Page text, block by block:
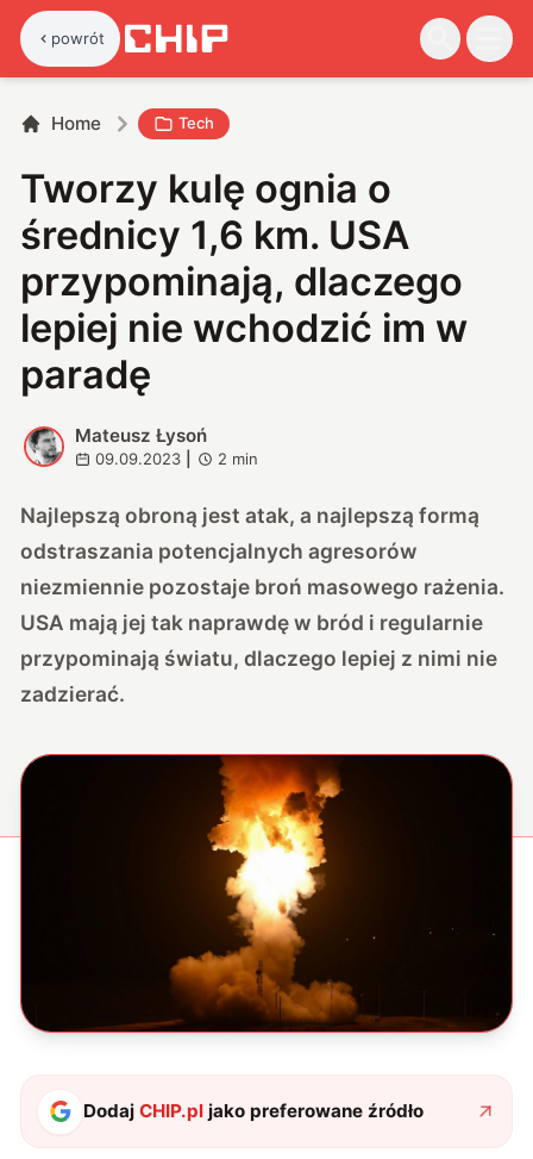
powrót
Home Tech
Tworzy kulę ognia o
średnicy 1,6 km. USA
przypominają, dlaczego
lepiej nie wchodzić im w
paradę
M
Mateusz Łysoń
09.09.2023 2 min
Najlepszą obroną jest atak, a najlepszą formą
odstraszania potencjalnych agresorów
niezmiennie pozostaje broń masowego rażenia.
USA mają jej tak naprawdę w bród i regularnie
przypominają światu, dlaczego lepiej z nimi nie
zadzierać.
DodajCHIP.pl jako preferowane źródło